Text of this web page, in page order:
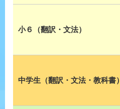
小６（翻訳・文法）
中学生（翻訳・文法・教科書）